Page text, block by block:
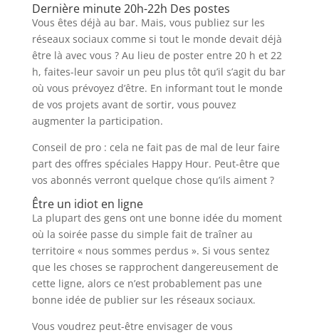
Dernière minute 20h-22h Des postes
Vous êtes déjà au bar. Mais, vous publiez sur les
réseaux sociaux comme si tout le monde devait déjà
être là avec vous ? Au lieu de poster entre 20 h et 22
h, faites-leur savoir un peu plus tôt qu’il s’agit du bar
où vous prévoyez d’être. En informant tout le monde
de vos projets avant de sortir, vous pouvez
augmenter la participation.
Conseil de pro : cela ne fait pas de mal de leur faire
part des offres spéciales Happy Hour. Peut-être que
vos abonnés verront quelque chose qu’ils aiment ?
Être un idiot en ligne
La plupart des gens ont une bonne idée du moment
où la soirée passe du simple fait de traîner au
territoire « nous sommes perdus ». Si vous sentez
que les choses se rapprochent dangereusement de
cette ligne, alors ce n’est probablement pas une
bonne idée de publier sur les réseaux sociaux.
Vous voudrez peut-être envisager de vous